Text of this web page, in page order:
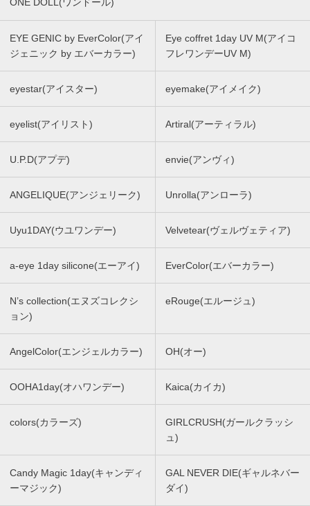
ONE DOLL(ワンドール)
EYE GENIC by EverColor(アイ
ジェニック by エバーカラー)
Eye coffret 1day UV M(アイコ
フレワンデーUV M)
eyestar(アイスター) eyemake(アイメイク)
eyelist(アイリスト) Artiral(アーティラル)
U.P.D(アプデ) envie(アンヴィ)
ANGELIQUE(アンジェリーク) Unrolla(アンローラ)
Uyu1DAY(ウユワンデー) Velvetear(ヴェルヴェティア)
a-eye 1day silicone(エーアイ) EverColor(エバーカラー)
N’s collection(エヌズコレクシ
ョン)
eRouge(エルージュ)
AngelColor(エンジェルカラー) OH(オー)
OOHA1day(オハワンデー) Kaica(カイカ)
colors(カラーズ)
GIRLCRUSH(ガールクラッシ
ュ)
Candy Magic 1day(キャンディ
ーマジック)
GAL NEVER DIE(ギャルネバー
ダイ)